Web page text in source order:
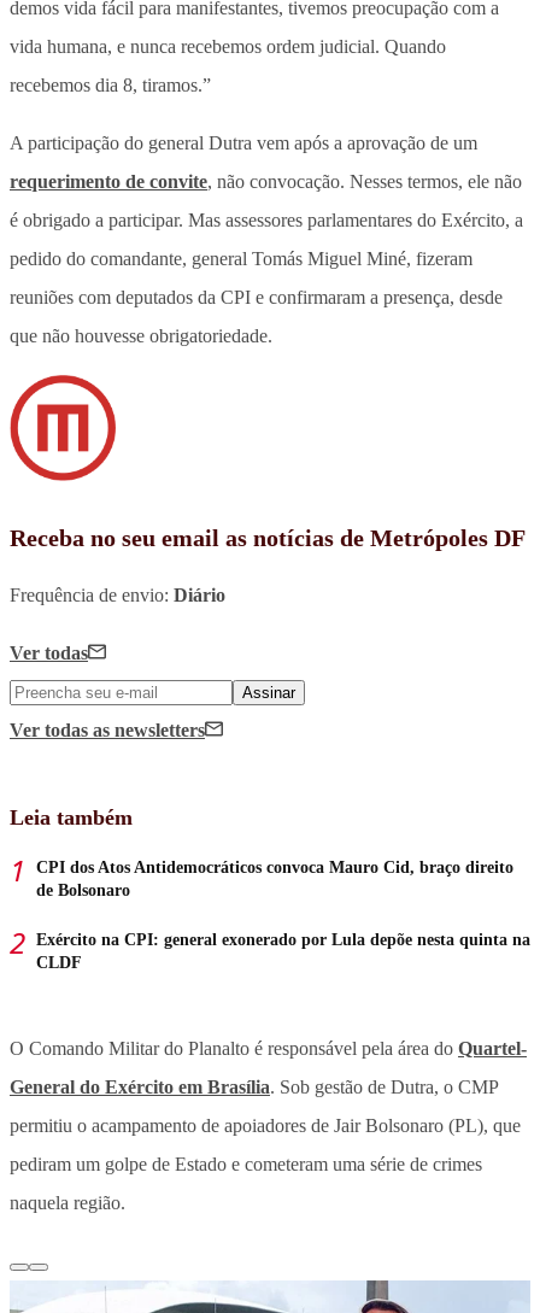
demos vida fácil para manifestantes, tivemos preocupação com a
vida humana, e nunca recebemos ordem judicial. Quando
recebemos dia 8, tiramos.”
A participação do general Dutra vem após a aprovação de um
requerimento de convite, não convocação. Nesses termos, ele não
é obrigado a participar. Mas assessores parlamentares do Exército, a
pedido do comandante, general Tomás Miguel Miné, fizeram
reuniões com deputados da CPI e confirmaram a presença, desde
que não houvesse obrigatoriedade.
Receba no seu email as notícias de Metrópoles DF
Frequência de envio: Diário
Ver todas
Assinar
Ver todas as newsletters
Leia também
CPI dos Atos Antidemocráticos convoca Mauro Cid, braço direito
de Bolsonaro
Exército na CPI: general exonerado por Lula depõe nesta quinta na
CLDF
O Comando Militar do Planalto é responsável pela área do Quartel-
General do Exército em Brasília. Sob gestão de Dutra, o CMP
permitiu o acampamento de apoiadores de Jair Bolsonaro (PL), que
pediram um golpe de Estado e cometeram uma série de crimes
naquela região.